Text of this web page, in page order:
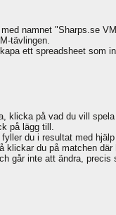
namnet "Sharps.se
tävlingen.
ett spreadsheet som
klicka på vad du vill
på lägg till.
fyller du i resultat med
klickar du på matchen
går inte att ändra,